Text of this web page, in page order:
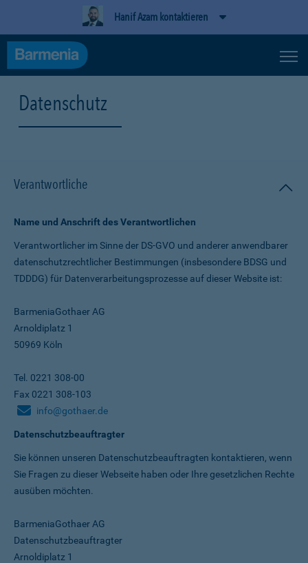
Hanif Azam kontaktieren
Datenschutz
Verantwortliche
Name und Anschrift des Verantwortlichen
Verantwortlicher im Sinne der DS-GVO und anderer anwendbarer
datenschutz­rechtlicher Bestimmungen (insbesondere BDSG und
TDDDG) für Daten­verarbeitungs­prozesse auf dieser Website ist:
BarmeniaGothaer AG
Arnoldiplatz 1
50969 Köln
Tel. 0221 308-00
Fax 0221 308-103
info@gothaer.de
Datenschutzbeauftragter
Sie können unseren Datenschutz­beauftragten kontaktieren, wenn
Sie Fragen zu dieser Webseite haben oder Ihre gesetzlichen Rechte
ausüben möchten.
BarmeniaGothaer AG
Datenschutzbeauftragter
Arnoldiplatz 1